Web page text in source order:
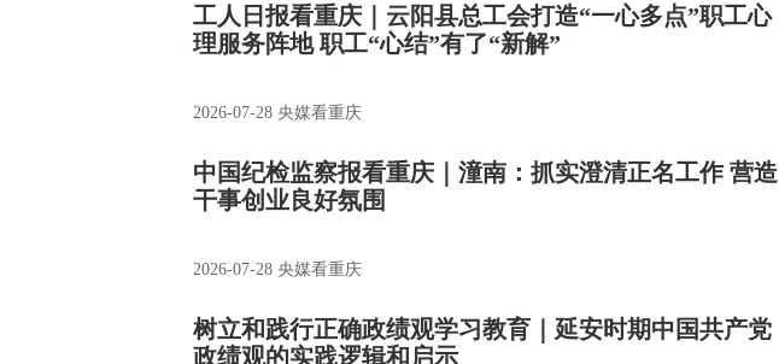
工人日报看重庆｜云阳县总工会打造“一心多点”职工心
理服务阵地 职工“心结”有了“新解”
2026-07-28 央媒看重庆
中国纪检监察报看重庆｜潼南：抓实澄清正名工作 营造
干事创业良好氛围
2026-07-28 央媒看重庆
树立和践行正确政绩观学习教育｜延安时期中国共产党
政绩观的实践逻辑和启示